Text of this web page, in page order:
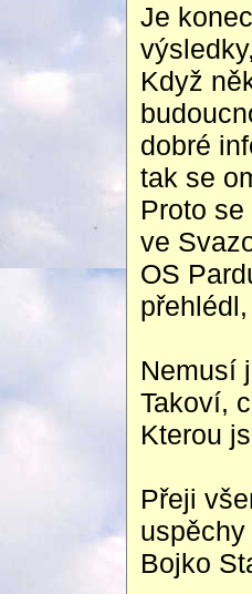
Je
Když
dobré
tak se
Proto
ve
OS
Nemusí
Takoví,
Kterou
Přeji
Bojko